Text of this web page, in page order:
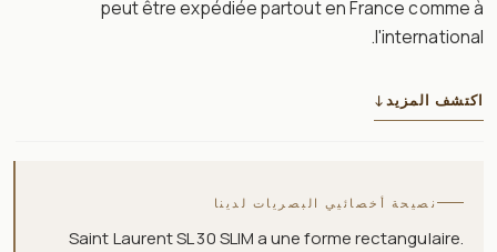
peut être expédiée partout en France comme à
l'international.
اكتشف المزيد↓
نصيحة أخصائيي البصريات لدينا
Saint Laurent SL 30 SLIM a une forme rectangulaire.